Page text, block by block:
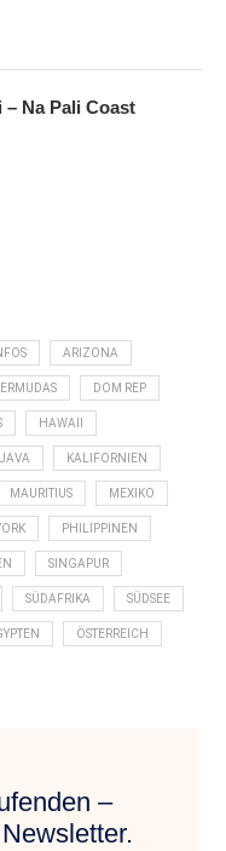
– Na Pali Coast
ARIZONA
DOM REP
HAWAII
JAVA KALIFORNIEN
MAURITIUS MEXIKO
PHILIPPINEN
SINGAPUR
SÜDAFRIKA SÜDSEE
ÖSTERREICH
–